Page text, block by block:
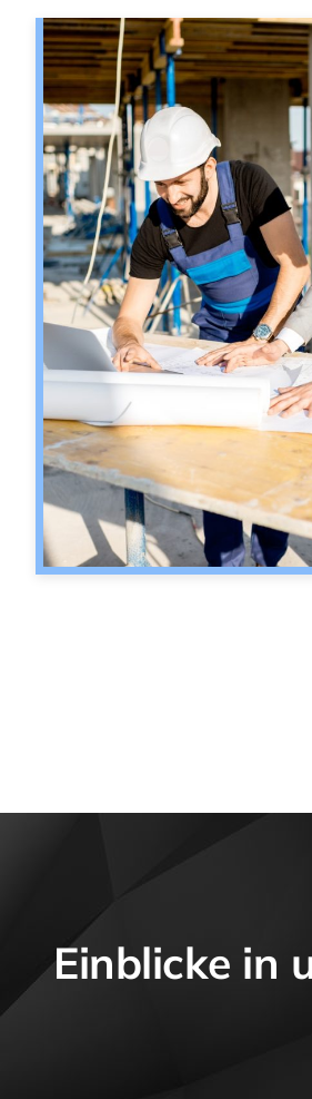
Einblicke in